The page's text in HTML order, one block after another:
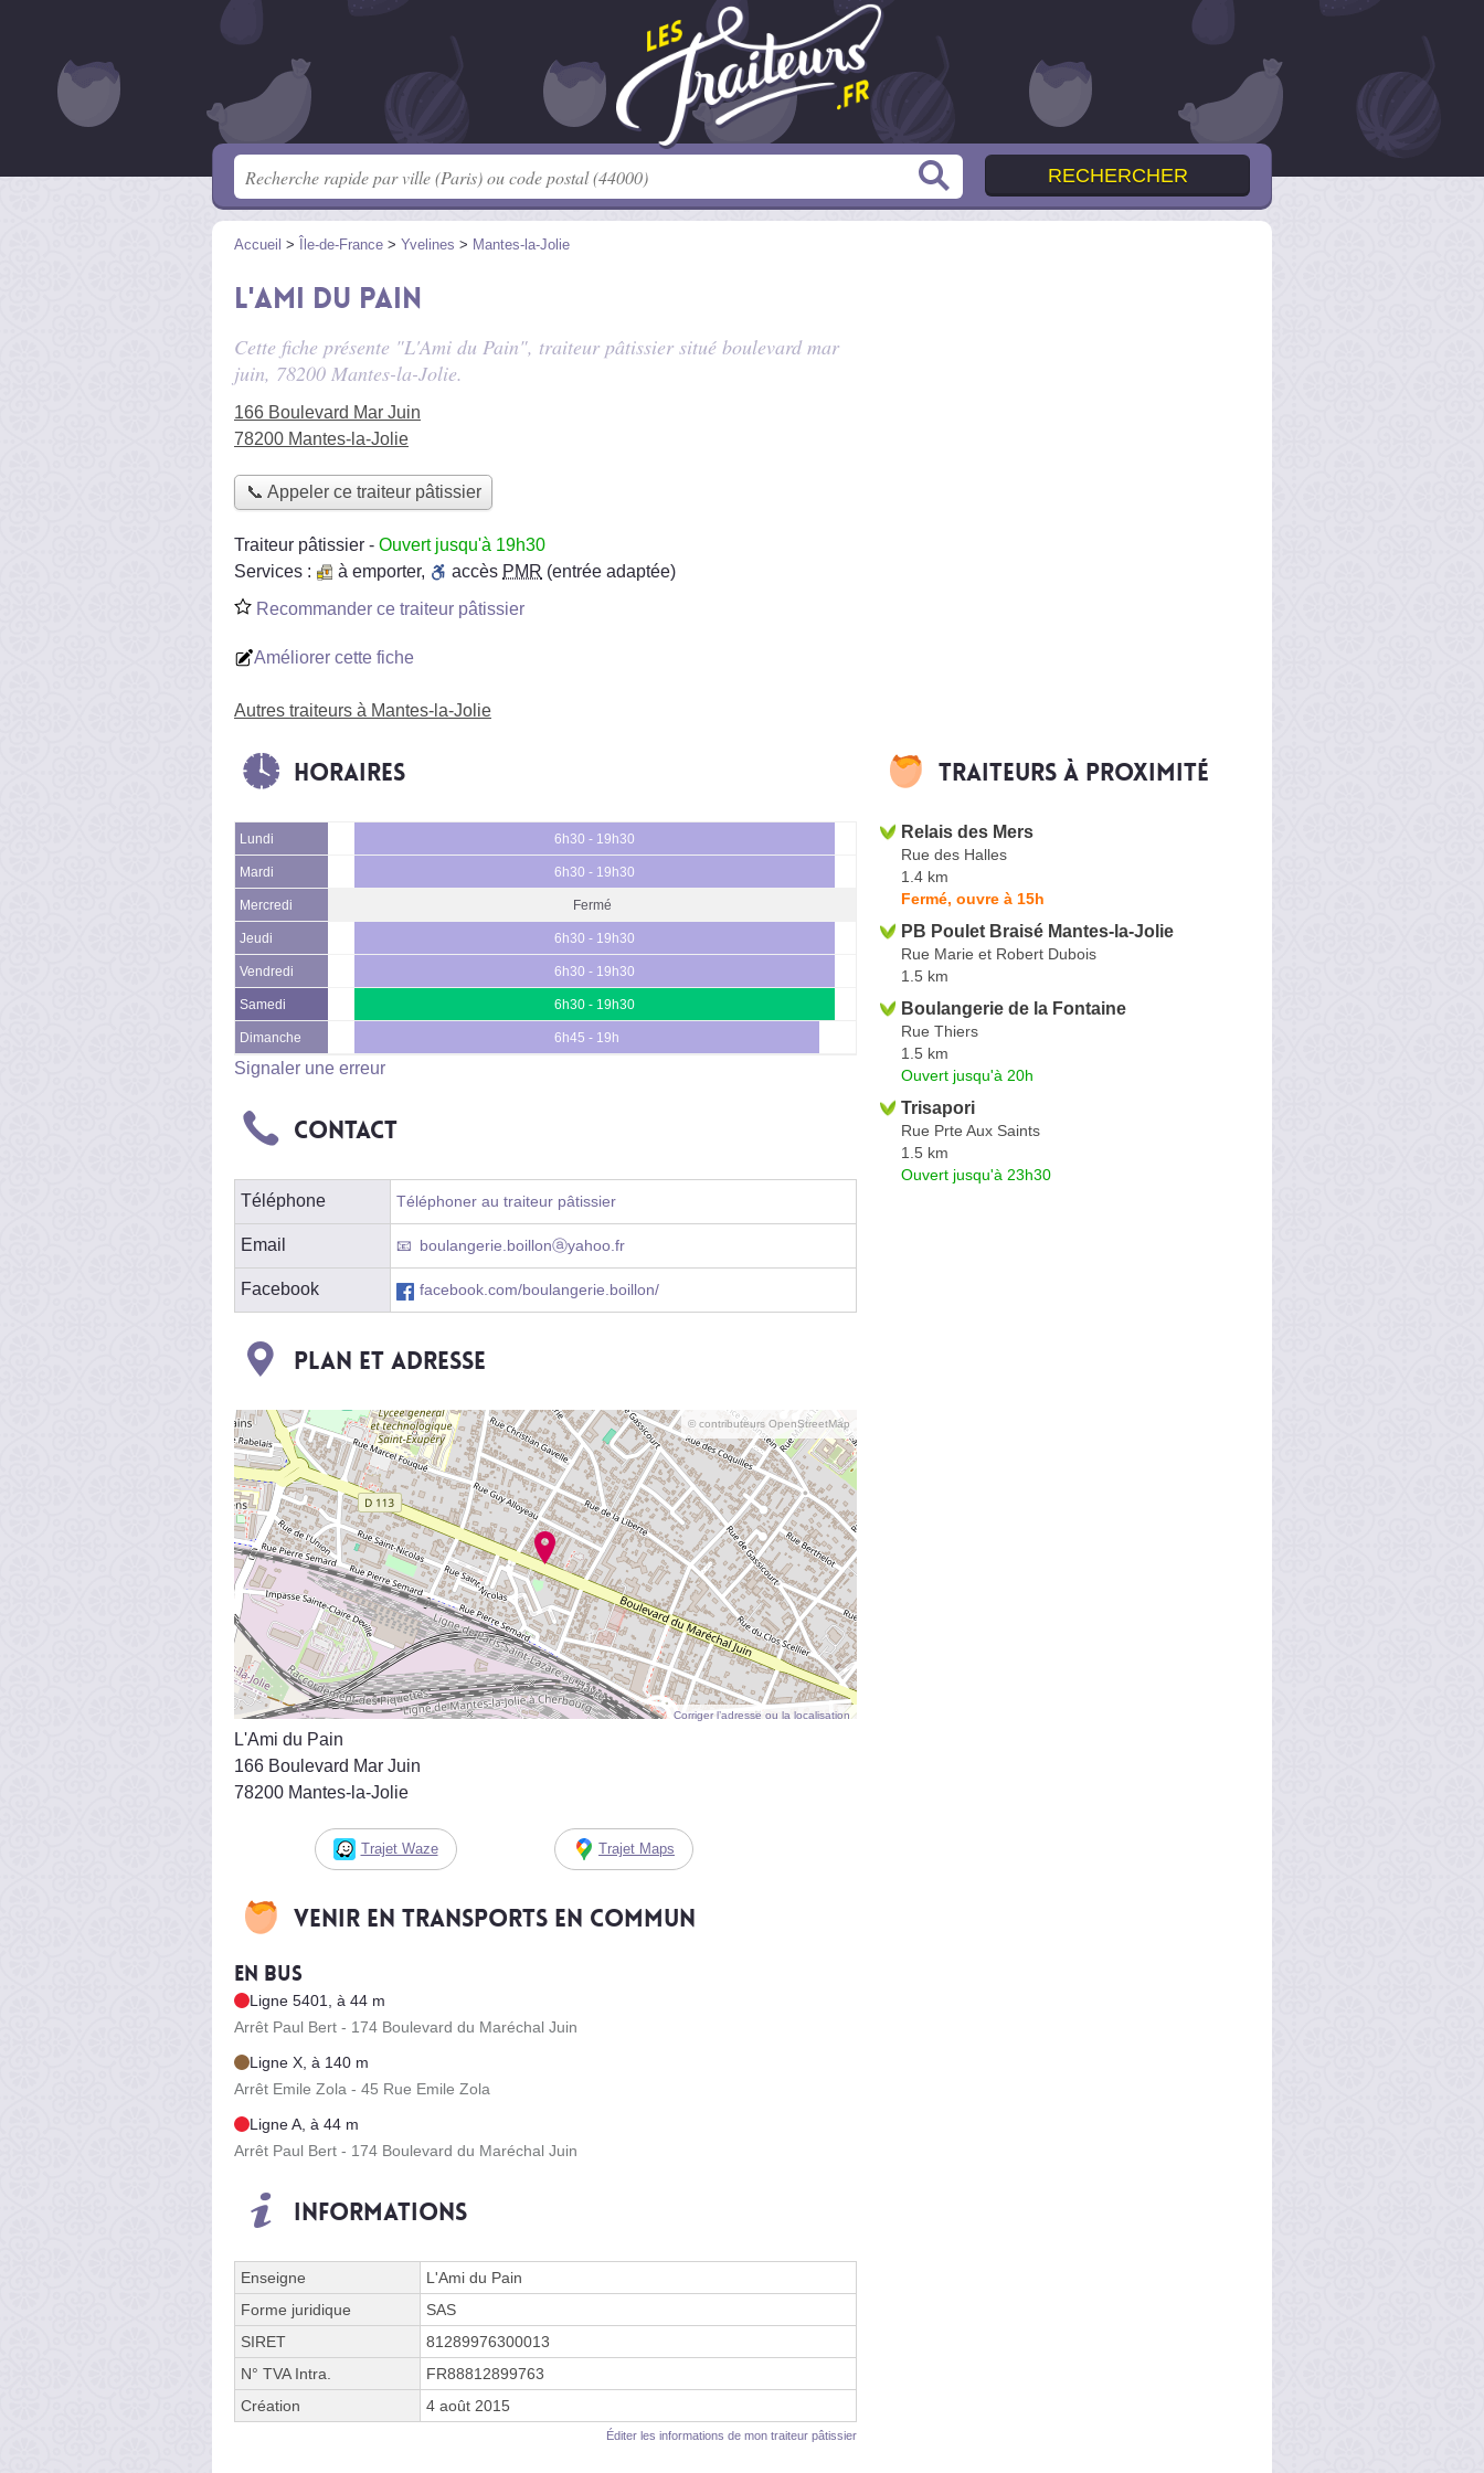
Accueil > Île-de-France > Yvelines > Mantes-la-Jolie
L'Ami du Pain
Cette fiche présente "L'Ami du Pain", traiteur pâtissier situé boulevard mar
juin, 78200 Mantes-la-Jolie.
166 Boulevard Mar Juin
78200 Mantes-la-Jolie
📞 Appeler ce traiteur pâtissier
Traiteur pâtissier - Ouvert jusqu'à 19h30
Services :
à emporter, accès PMR (entrée adaptée)
Recommander ce traiteur pâtissier
Améliorer cette fiche
Autres traiteurs à Mantes-la-Jolie
Horaires
Lundi 6h30 - 19h30
Mardi 6h30 - 19h30
Mercredi Fermé
Jeudi 6h30 - 19h30
Vendredi 6h30 - 19h30
Samedi 6h30 - 19h30
Dimanche 6h45 - 19h
Signaler une erreur
Contact
Téléphone Téléphoner au traiteur pâtissier
Email boulangerie.boillonⓐyahoo.fr
Facebook facebook.com/boulangerie.boillon/
Plan et adresse
© contributeurs OpenStreetMap
Corriger l’adresse ou la localisation
L'Ami du Pain
166 Boulevard Mar Juin
78200 Mantes-la-Jolie
Trajet Waze Trajet Maps
Venir en transports en commun
En bus
Ligne 5401, à 44 m
Arrêt Paul Bert - 174 Boulevard du Maréchal Juin
Ligne X, à 140 m
Arrêt Emile Zola - 45 Rue Emile Zola
Ligne A, à 44 m
Arrêt Paul Bert - 174 Boulevard du Maréchal Juin
Informations
Enseigne
L'Ami du Pain
Forme juridique
SAS
SIRET
81289976300013
N° TVA Intra.
FR88812899763
Création
4 août 2015
Éditer les informations de mon traiteur pâtissier
Traiteurs à proximité
Relais des Mers
Rue des Halles
1.4 km
Fermé, ouvre à 15h
PB Poulet Braisé Mantes-la-Jolie
Rue Marie et Robert Dubois
1.5 km
Boulangerie de la Fontaine
Rue Thiers
1.5 km
Ouvert jusqu'à 20h
Trisapori
Rue Prte Aux Saints
1.5 km
Ouvert jusqu'à 23h30